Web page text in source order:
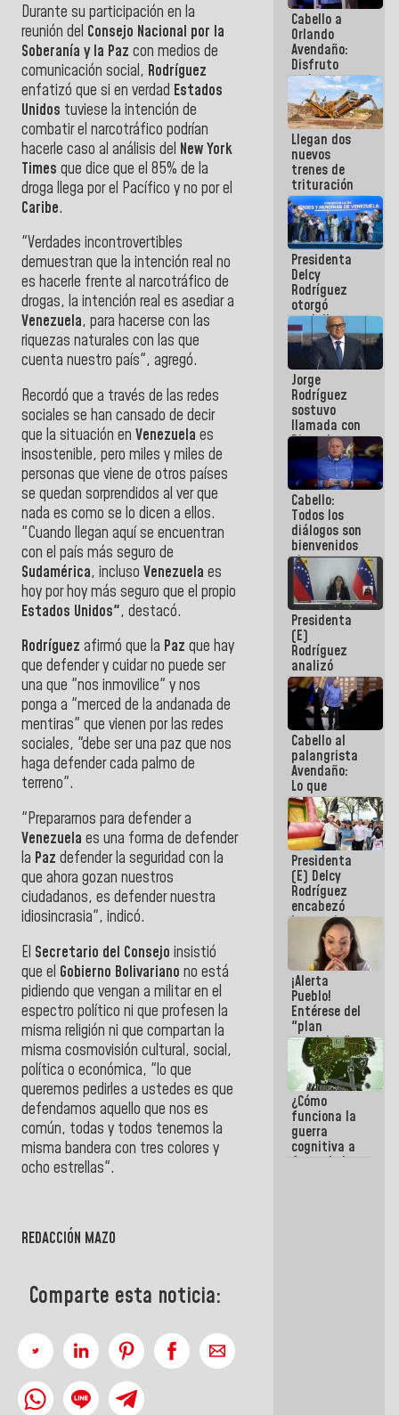
Durante su participación en la
reunión del Consejo Nacional por la
Soberanía y la Paz con medios de
comunicación social, Rodríguez
enfatizó que si en verdad Estados
Unidos tuviese la intención de
combatir el narcotráfico podrían
hacerle caso al análisis del New York
Times que dice que el 85% de la
droga llega por el Pacífico y no por el
Caribe.
"Verdades incontrovertibles
demuestran que la intención real no
es hacerle frente al narcotráfico de
drogas, la intención real es asediar a
Venezuela, para hacerse con las
riquezas naturales con las que
cuenta nuestro país", agregó.
Recordó que a través de las redes
sociales se han cansado de decir
que la situación en Venezuela es
insostenible, pero miles y miles de
personas que viene de otros países
se quedan sorprendidos al ver que
nada es como se lo dicen a ellos.
"Cuando llegan aquí se encuentran
con el país más seguro de
Sudamérica, incluso Venezuela es
hoy por hoy más seguro que el propio
Estados Unidos", destacó.
Rodríguez afirmó que la Paz que hay
que defender y cuidar no puede ser
una que "nos inmovilice" y nos
ponga a "merced de la andanada de
mentiras" que vienen por las redes
sociales, "debe ser una paz que nos
haga defender cada palmo de
terreno".
"Prepararnos para defender a
Venezuela es una forma de defender
la Paz defender la seguridad con la
que ahora gozan nuestros
ciudadanos, es defender nuestra
idiosincrasia", indicó.
El Secretario del Consejo insistió
que el Gobierno Bolivariano no está
pidiendo que vengan a militar en el
espectro político ni que profesen la
misma religión ni que compartan la
misma cosmovisión cultural, social,
política o económica, "lo que
queremos pedirles a ustedes es que
defendamos aquello que nos es
común, todas y todos tenemos la
misma bandera con tres colores y
ocho estrellas".
REDACCIÓN MAZO
Comparte esta noticia:
Cabello a
Orlando
Avendaño:
Disfruto
cada vez
que escribes
porque lo
que haces
es
embarrarla
Llegan dos
nuevos
trenes de
trituración
para
optimizar
manejo de
escombros
en La Guaira
Presidenta
Delcy
Rodríguez
otorgó
medalla
"Héroe de
Venezuela"
a servidores
públicos
Jorge
Rodríguez
sostuvo
llamada con
Dinorah
Figuera y
acuerdan
primer
encuentro
presencial
para el
diálogo
Cabello:
Todos los
diálogos son
bienvenidos
siempre que
estén en el
marco de la
Constitución
de la
República
Presidenta
(E)
Rodríguez
analizó
junto a
gobernadores
planes de
recuperación
del Sistema
Eléctrico
Nacional
Cabello al
palangrista
Avendaño:
Lo que
vayas a
escribir
hazlo hoy
por que no
sabemos si
la semana
que viene
hay
programa
Presidenta
(E) Delcy
Rodríguez
encabezó
lanzamiento
del Plan
Nacional de
Recreación
Vacacional
¡Alerta
Pueblo!
Entérese del
"plan
enjambre"
de La Sayo
para
sabotear el
diálogo y
promover el
caos
¿Cómo
funciona la
guerra
cognitiva a
favor de la